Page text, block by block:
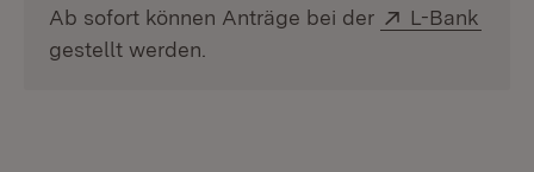
Ab sofort können Anträge bei der Extern:
L-Bank
gestellt werden.